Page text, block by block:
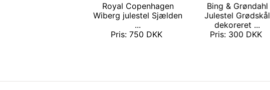
Royal Copenhagen
Wiberg julestel Sjælden
...
Pris: 750 DKK
Bing & Grøndahl
Julestel Grødskål
dekoreret ...
Pris: 300 DKK